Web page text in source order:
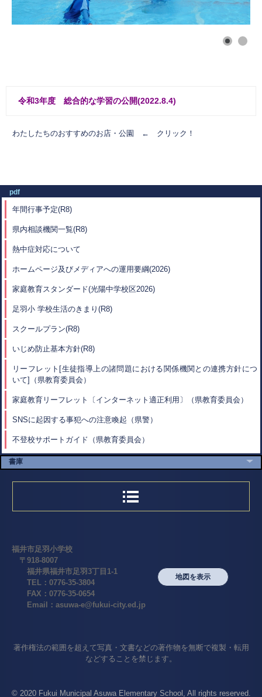
令和3年度 総合的な学習の公開(2022.8.4)
わたしたちのおすすめのお店・公園 ← クリック！
pdf
年間行事予定(R8)
県内相談機関一覧(R8)
熱中症対応について
ホームページ及びメディアへの運用要綱(2026)
家庭教育スタンダード(光陽中学校区2026)
足羽小 学校生活のきまり(R8)
スクールプラン(R8)
いじめ防止基本方針(R8)
リーフレット[生徒指導上の諸問題における関係機関との連携方針につ
いて]（県教育委員会）
家庭教育リーフレット〔インターネット適正利用〕（県教育委員会）
SNSに起因する事犯への注意喚起（県警）
不登校サポートガイド（県教育委員会）
書庫
福井市足羽小学校
〒918-8007
福井県福井市足羽3丁目1-1
TEL：0776-35-3804
FAX：0776-35-0654
Email：asuwa-e@fukui-city.ed.jp
地図を表示
著作権法の範囲を超えて写真・文書などの著作物を無断で複製・転用
などすることを禁じます。
© 2020 Fukui Municipal Asuwa Elementary School, All rights reserved.